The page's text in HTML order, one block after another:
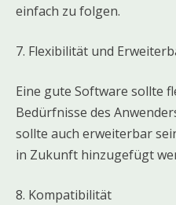
einfach zu folgen.
7. Flexibilität und
Eine gute Software sollte
Bedürfnisse des
sollte auch erweiterbar
in Zukunft hinzugefügt
8. Kompatibilität